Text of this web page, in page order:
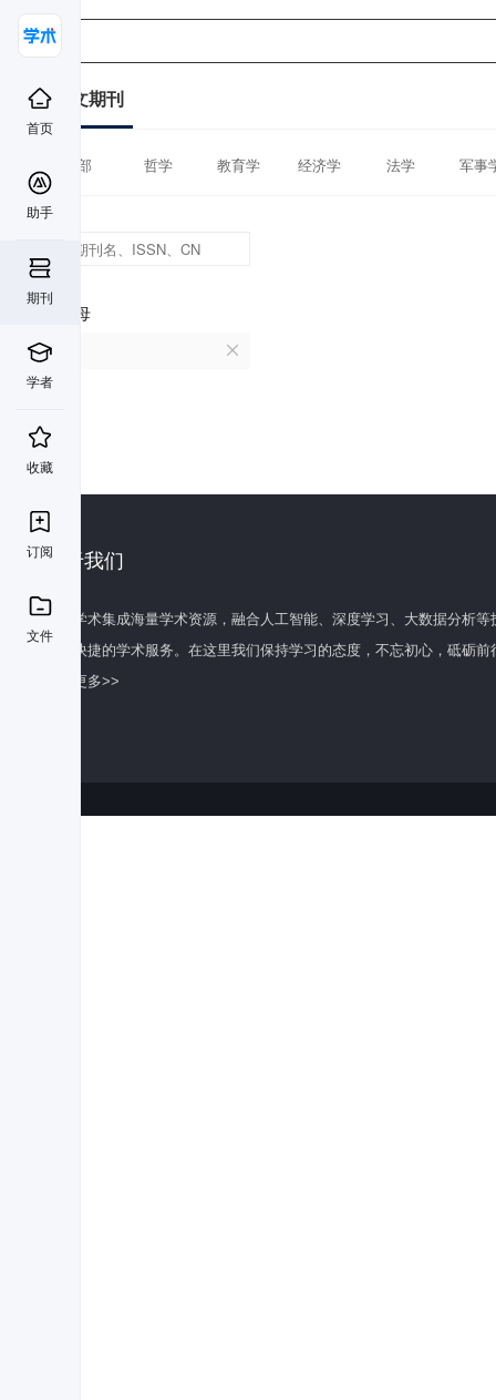
首页
助手
期刊
学者
收藏
订阅
文件
中文期刊
全部 哲学 教育学 经济学 法学 军事
首字母
R
关于我们
百度学术集成海量学术资源，融合人工智能、深度学习、大数据分析
全面快捷的学术服务。在这里我们保持学习的态度，不忘初心，砥砺前
了解更多>>